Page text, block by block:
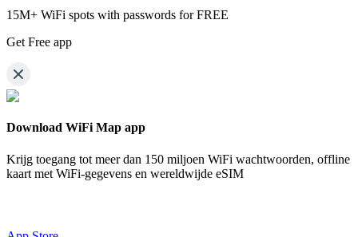
15M+ WiFi spots with passwords for FREE
Get Free app
Download WiFi Map app
Krijg toegang tot meer dan 150 miljoen WiFi wachtwoorden, offline
kaart met WiFi-gegevens en wereldwijde eSIM